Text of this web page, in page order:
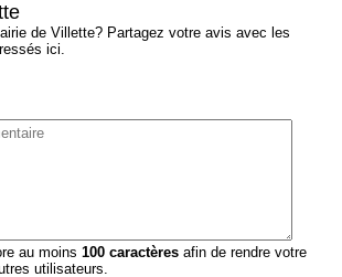
de Villette? Partagez votre avis avec les
ici.
au moins100 caractères afin de rendre votre
utilisateurs.